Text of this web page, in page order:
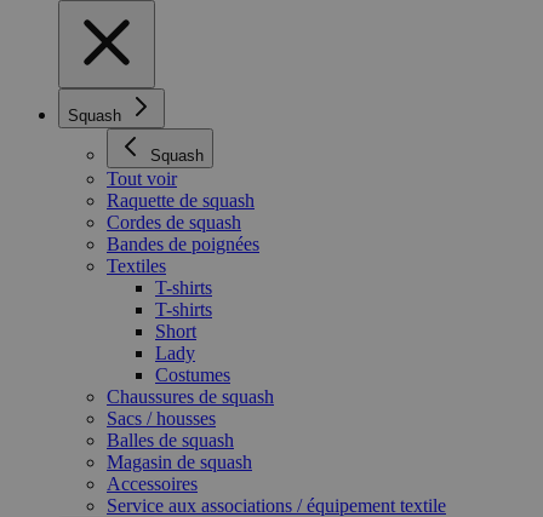
Squash
Squash
Tout voir
Raquette de squash
Cordes de squash
Bandes de poignées
Textiles
T-shirts
T-shirts
Short
Lady
Costumes
Chaussures de squash
Sacs / housses
Balles de squash
Magasin de squash
Accessoires
Service aux associations / équipement textile